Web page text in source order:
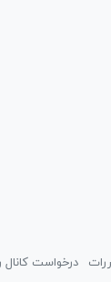
درخواست